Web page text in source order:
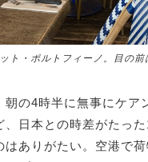
ト・ポルトフィーノ。目の前
朝の4時半に無事にケア
、日本との時差がたっ
はありがたい。空港で